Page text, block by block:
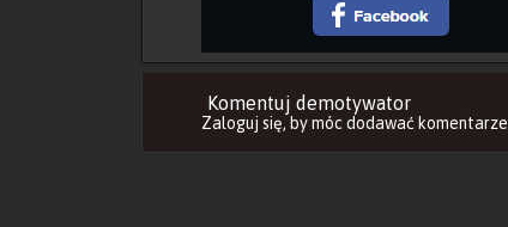
Komentuj demotywator
Zaloguj się, by móc dodawać komentarze.